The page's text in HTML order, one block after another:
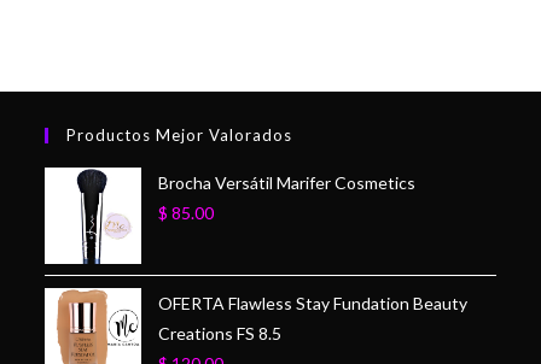
Productos Mejor Valorados
Brocha Versátil Marifer Cosmetics
$ 85.00
OFERTA Flawless Stay Fundation Beauty
Creations FS 8.5